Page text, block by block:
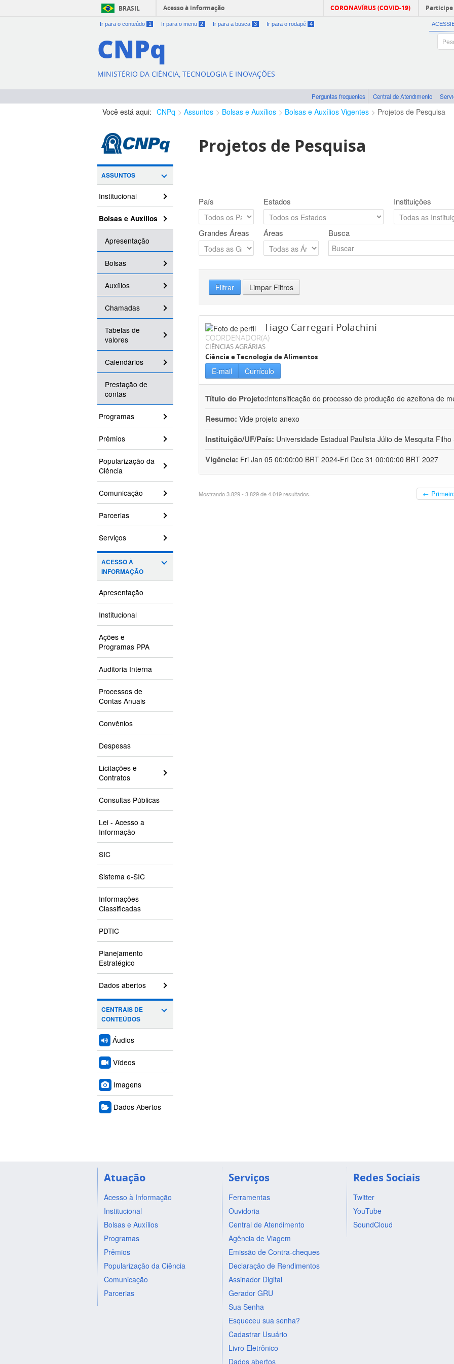
BRASIL Acesso à informação CORONAVÍRUS (COVID-19) Participe
Ir para o conteúdo 1 Ir para o menu 2 Ir para a busca 3 Ir para o rodapé 4
CNPq
MINISTÉRIO DA CIÊNCIA, TECNOLOGIA E INOVAÇÕES
Perguntas frequentes Central de Atendimento
Você está aqui: CNPq Assuntos Bolsas e Auxílios Bolsas e Auxílios Vigentes Projetos de Pesquisa
ASSUNTOS
Institucional
Bolsas e Auxílios
Apresentação
Bolsas
Auxílios
Chamadas
Tabelas de
valores
Calendários
Prestação de
contas
Programas
Prêmios
Popularização da
Ciência
Comunicação
Parcerias
Serviços
ACESSO À
INFORMAÇÃO
Apresentação
Institucional
Ações e
Programas PPA
Auditoria Interna
Processos de
Contas Anuais
Convênios
Despesas
Licitações e
Contratos
Consultas Públicas
Lei - Acesso a
Informação
SIC
Sistema e-SIC
Informações
Classificadas
PDTIC
Planejamento
Estratégico
Dados abertos
CENTRAIS DE
CONTEÚDOS
Áudios
Vídeos
Imagens
Dados Abertos
Projetos de Pesquisa
País Estados Instituições
Grandes Áreas Áreas Busca
Filtrar Limpar Filtros
Tiago Carregari Polachini
COORDENADOR(A)
CIÊNCIAS AGRÁRIAS
Ciência e Tecnologia de Alimentos
E-mail Currículo
Título do Projeto:intensificação do processo de produção de azeitona de
Resumo: Vide projeto anexo
Instituição/UF/País: Universidade Estadual Paulista Júlio de Mesquita Filho
Vigência: Fri Jan 05 00:00:00 BRT 2024-Fri Dec 31 00:00:00 BRT 2027
Mostrando 3.829 - 3.829 de 4.019 resultados. ←
Atuação
Acesso à Informação
Institucional
Bolsas e Auxílios
Programas
Prêmios
Popularização da Ciência
Comunicação
Parcerias
Serviços
Ferramentas
Ouvidoria
Central de Atendimento
Agência de Viagem
Emissão de Contra-cheques
Declaração de Rendimentos
Assinador Digital
Gerador GRU
Sua Senha
Esqueceu sua senha?
Cadastrar Usuário
Livro Eletrônico
Dados abertos
Redes Sociais
Twitter
YouTube
SoundCloud